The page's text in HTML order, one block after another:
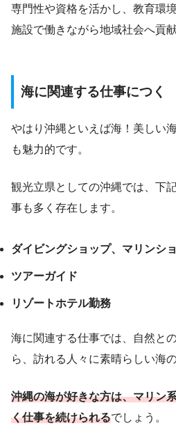
専門性や資格を活かし、教育環
施設で働きながら地域社会へ貢
海に関連する仕事につく
やはり沖縄といえば海！美しい
も魅力的です。
観光立県としての沖縄では、下
事も多く存在します。
ダイビングショップ、マリンシ
ツアーガイド
リゾートホテル勤務
海に関連する仕事では、自然と
ら、訪れる人々に素晴らしい海
沖縄の海が好きな方は、マリン
く仕事を続けられるでしょう。